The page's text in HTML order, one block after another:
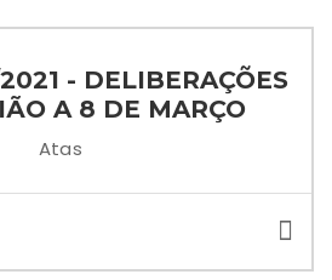
- DELIBERAÇÕES
A 8 DE MARÇO
Atas